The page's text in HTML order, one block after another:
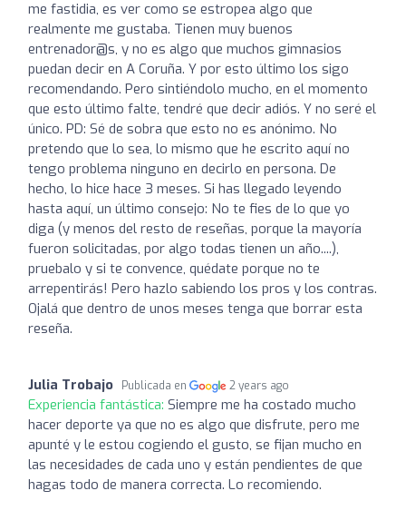
me fastidia, es ver como se estropea algo que
realmente me gustaba. Tienen muy buenos
entrenador@s, y no es algo que muchos gimnasios
puedan decir en A Coruña. Y por esto último los sigo
recomendando. Pero sintiéndolo mucho, en el momento
que esto último falte, tendré que decir adiós. Y no seré el
único. PD: Sé de sobra que esto no es anónimo. No
pretendo que lo sea, lo mismo que he escrito aquí no
tengo problema ninguno en decirlo en persona. De
hecho, lo hice hace 3 meses. Si has llegado leyendo
hasta aquí, un último consejo: No te fies de lo que yo
diga (y menos del resto de reseñas, porque la mayoría
fueron solicitadas, por algo todas tienen un año....),
pruebalo y si te convence, quédate porque no te
arrepentirás! Pero hazlo sabiendo los pros y los contras.
Ojalá que dentro de unos meses tenga que borrar esta
reseña.
Julia Trobajo Publicada en 2 years ago
Experiencia fantástica: Siempre me ha costado mucho
hacer deporte ya que no es algo que disfrute, pero me
apunté y le estou cogiendo el gusto, se fijan mucho en
las necesidades de cada uno y están pendientes de que
hagas todo de manera correcta. Lo recomiendo.